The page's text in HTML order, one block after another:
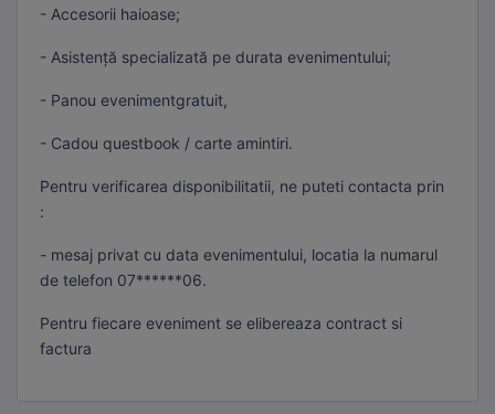
- Accesorii haioase;
- Asistență specializată pe durata evenimentului;
- Panou evenimentgratuit,
- Cadou questbook / carte amintiri.
Pentru verificarea disponibilitatii, ne puteti contacta prin
:
- mesaj privat cu data evenimentului, locatia la numarul
de telefon 07******06.
Pentru fiecare eveniment se elibereaza contract si
factura
ului. Includ cookie-ul de sesiune, protecția CSRF și
preferințele tale de cookie. Nu pot fi dezactivate.
Statistici